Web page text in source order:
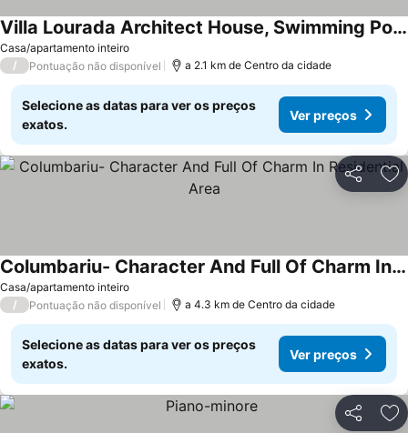
Casa/apartamento inteiro
Villa Lourada Architect House, Swimming Pool, Spa 1.5 Km From The Beautiful Beaches
/ Pontuação não disponível a 2.1 km de Centro da cidade
Selecione as datas para ver os preços
exatos.
Ver preços
Partilhar
Casa/apartamento inteiro
Columbariu- Character And Full Of Charm In Residential Area
/ Pontuação não disponível a 4.3 km de Centro da cidade
Selecione as datas para ver os preços
exatos.
Ver preços
Partilhar